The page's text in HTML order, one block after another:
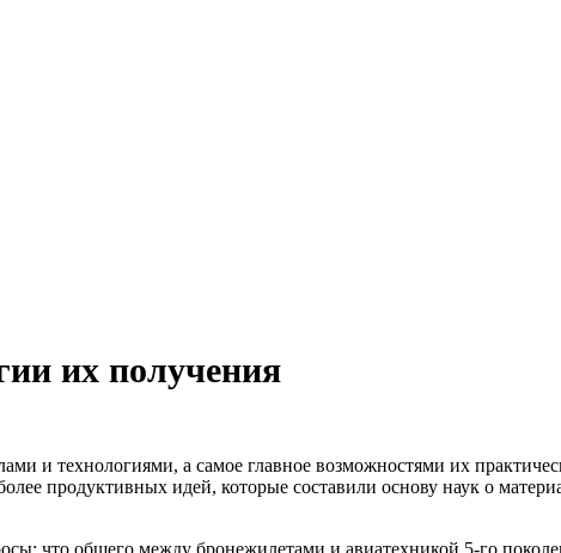
их получения
и технологиями, а самое главное возможностями их
продуктивных идей, которые составили основу наук о